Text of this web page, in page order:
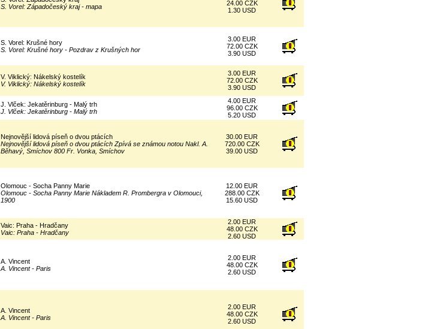
S. Vorel: Západočeský kraj - mapa
24.00 CZK
1.30 USD
S. Vorel: Krušné hory
S. Vorel: Krušné hory - Pozdrav z Krušných hor
3.00 EUR
72.00 CZK
3.90 USD
V. Viklický: Nákelský kostelík
V. Viklický: Nákelský kostelík
3.00 EUR
72.00 CZK
3.90 USD
J. Vlček: Jekatěrinburg - Malý trh
J. Vlček: Jekatěrinburg - Malý trh
4.00 EUR
96.00 CZK
5.20 USD
Nejnovější lidová píseň o dvou ptácích
Nejnovější lidová píseň o dvou ptácích Zpívá se známou notou Nakl. A.
Běhavý, Smíchov 800 Fr. Vonka, Smíchov
30.00 EUR
720.00 CZK
39.00 USD
Olomouc - Socha Panny Marie
Olomouc - Socha Panny Marie Nákladem R. Prombergra v Olomouci,
1900
12.00 EUR
288.00 CZK
15.60 USD
Vaic: Praha - Hradčany
Vaic: Praha - Hradčany
2.00 EUR
48.00 CZK
2.60 USD
A. Vincent
A. Vincent - Paris
2.00 EUR
48.00 CZK
2.60 USD
A. Vincent
A. Vincent - Paris
2.00 EUR
48.00 CZK
2.60 USD